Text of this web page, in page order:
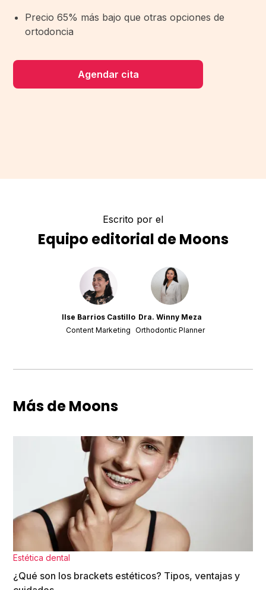
Precio 65% más bajo que otras opciones de
ortodoncia
Agendar cita
Escrito por el
Equipo editorial de Moons
Ilse Barrios Castillo
Content Marketing
Dra. Winny Meza
Orthodontic Planner
Más de Moons
Estética dental
¿Qué son los brackets estéticos? Tipos, ventajas y